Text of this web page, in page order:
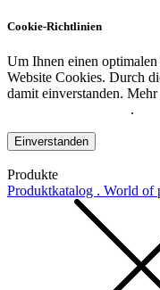
Cookie-Richtlinien
Um Ihnen einen
Website Cookies. Durch
damit einverstanden.
.
Einverstanden
Produkte
Produktkatalog . World of